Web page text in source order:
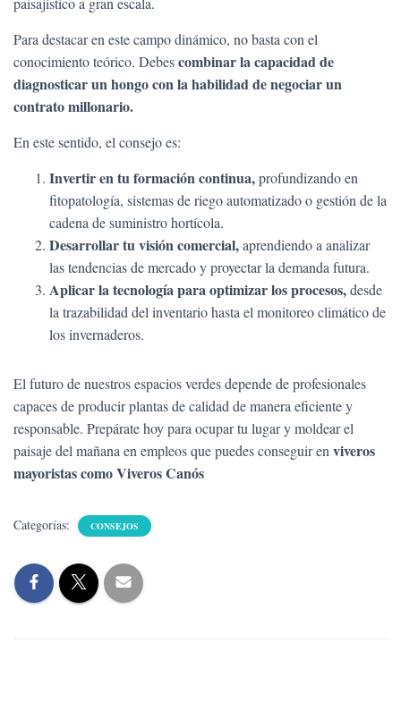
Para destacar en este campo dinámico, no basta con el
conocimiento teórico. Debescombinarla capacidad de
diagnosticar un hongo con la habilidad de negociar un
contrato millonario.
En este sentido, el consejo es:
Invertiren tu formación continua,profundizando en
fitopatología, sistemas de riego automatizado o gestión de la
cadena de suministro hortícola.
Desarrollartu visión comercial,aprendiendo a analizar
las tendencias de mercado y proyectar la demanda futura.
Aplicarla tecnología para optimizar los procesos,desde
la trazabilidad del inventario hasta el monitoreo climático de
los invernaderos.
El futuro de nuestros espacios verdes depende de profesionales
capaces de producir plantas de calidad de manera eficiente y
responsable. Prepárate hoy para ocupar tu lugar y moldear el
paisaje del mañana en empleos que puedes conseguir enviveros
mayoristas como Viveros Canós
Categorías: CONSEJOS